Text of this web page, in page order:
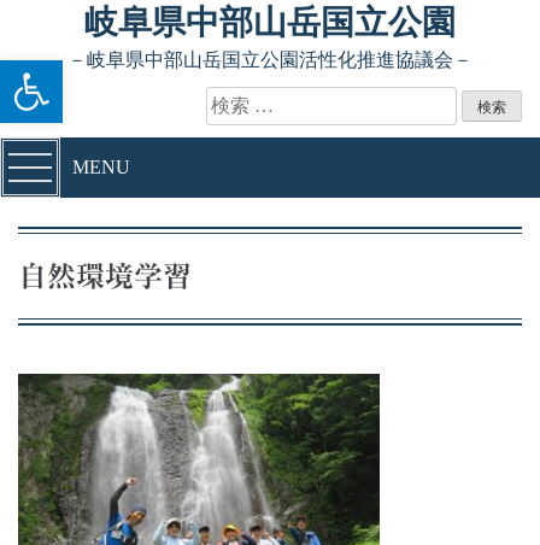
ツールバーを開く
Skip to content岐阜県中部山岳国立公園
－岐阜県中部山岳国立公園活性化推進協議会－
検索:
MENU
自然環境学習